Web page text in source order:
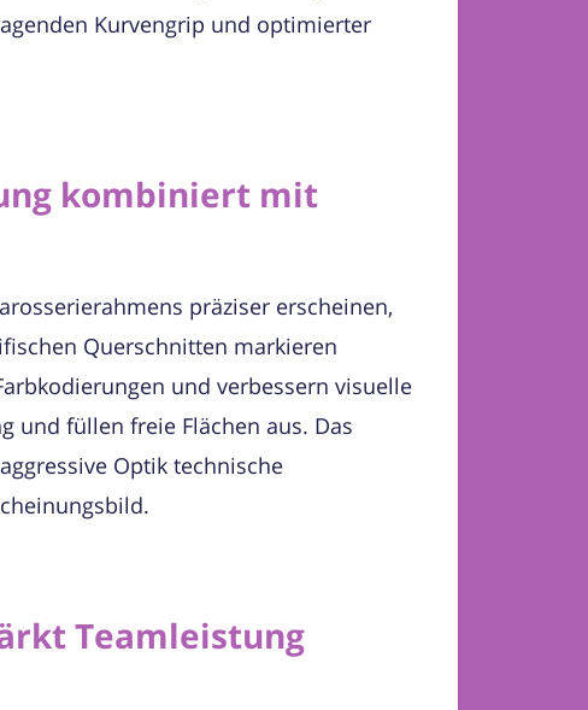
Kurvengrip und optimierter
kombiniert mit
präziser erscheinen,
Querschnitten markieren
und verbessern visuelle
und füllen freie Flächen aus. Das
Optik technische
Teamleistung